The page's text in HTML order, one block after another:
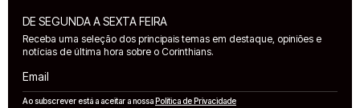
DE SEGUNDA A SEXTA FEIRA
Receba uma seleção dos principais temas em destaque, opiniões e
notícias de última hora sobre o Corinthians.
Email
Ao subscrever está a aceitar a nossaPolítica de Privacidade